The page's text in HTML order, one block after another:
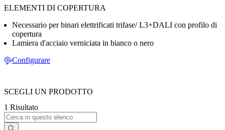
ELEMENTI DI COPERTURA
Necessario per binari elettrificati trifase/ L3+DALI con profilo di
copertura
Lamiera d'acciaio verniciata in bianco o nero
Configurare
SCEGLI UN PRODOTTO
1 Risultato